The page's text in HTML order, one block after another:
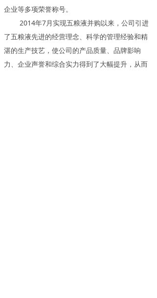
企业等多项荣誉称号。
2014年7月实现五粮液并购以来，公司引进
了五粮液先进的经营理念、科学的管理经验和精
湛的生产技艺，使公司的产品质量、品牌影响
力、企业声誉和综合实力得到了大幅提升，从而